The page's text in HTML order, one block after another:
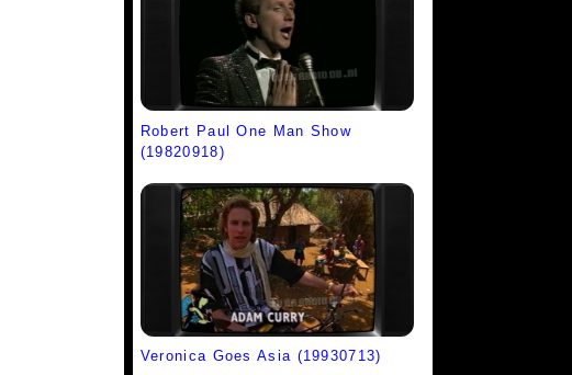
Robert Paul One Man Show
(19820918)
Veronica Goes Asia (19930713)